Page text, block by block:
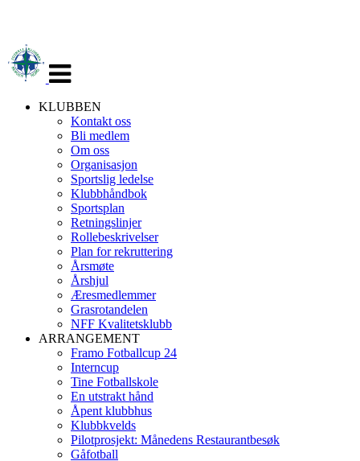
navigasjon
KLUBBEN
Kontakt oss
Bli medlem
Om oss
Organisasjon
Sportslig ledelse
Klubbhåndbok
Sportsplan
Retningslinjer
Rollebeskrivelser
Plan for rekruttering
Årsmøte
Årshjul
Æresmedlemmer
Grasrotandelen
NFF Kvalitetsklubb
ARRANGEMENT
Framo Fotballcup 24
Interncup
Tine Fotballskole
En utstrakt hånd
Åpent klubbhus
Klubbkvelds
Pilotprosjekt: Månedens Restaurantbesøk
Gåfotball